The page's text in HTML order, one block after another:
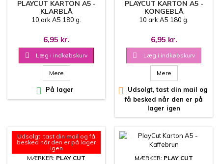
PLAYCUT KARTON A5 -
KLARBLÅ
10 ark A5 180 g.
6,95 kr.
 Læg i indkøbskurv
Mere
 På lager
PLAYCUT KARTON A5 -
KONGEBLÅ
10 ark A5 180 g.
6,95 kr.
 Læg i indkøbskurv
Mere

Udsolgt, tast din mail og
få besked når den er på
lager igen
Udsolgt, tast din mail og få
besked når den er på lager
igen
MÆRKER: PLAY CUT MÆRKER: PLAY CUT